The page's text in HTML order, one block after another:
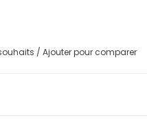
/ Ajouter pour comparer